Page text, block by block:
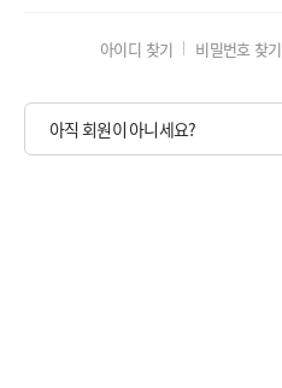
아이디 찾기 비밀번호 찾기
아직 회원이 아니세요?